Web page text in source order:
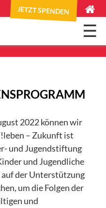
×
JETZT SPENDEN
☰
– ZUKUNFT
2022 können wir
– Zukunft ist
und Jugendstiftung
und Jugendliche
der Unterstützung
um die Folgen der
und